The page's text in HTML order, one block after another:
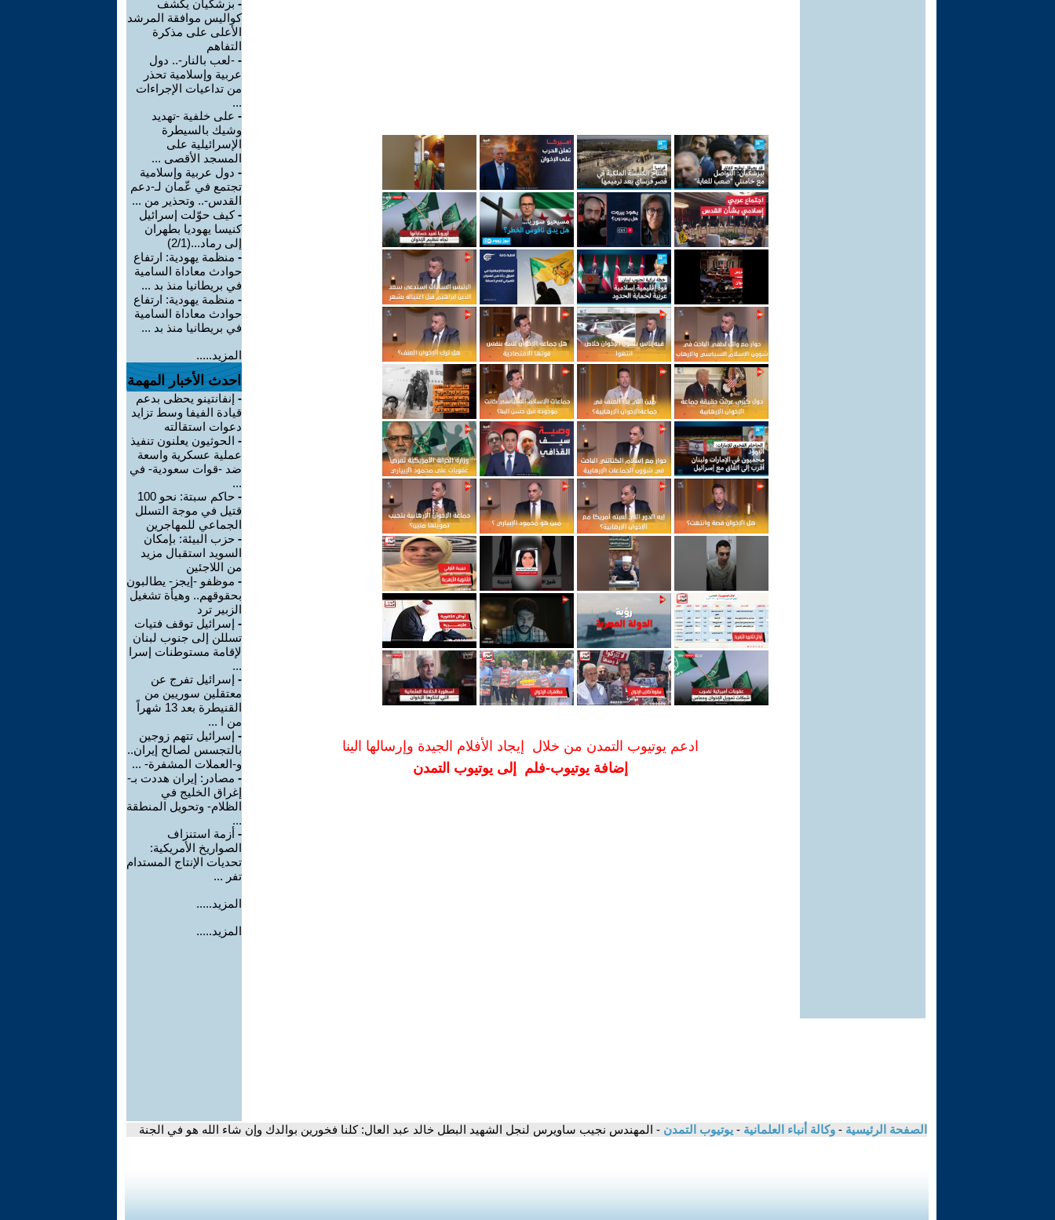
ادعم يوتيوب التمدن من خلال إيجاد الأفلام الجيدة وإرسالها الينا
إضافة يوتيوب-فلم إلى يوتيوب التمدن
- بزشكيان يكشف
كواليس موافقة المرشد
الأعلى على مذكرة
التفاهم
- -لعب بالنار-.. دول
عربية وإسلامية تحذر
من تداعيات الإجراءات
...
- على خلفية -تهديد
وشيك بالسيطرة
الإسرائيلية على
المسجد الأقصى ...
- دول عربية وإسلامية
تجتمع في عّمان لـ-دعم
القدس-.. وتحذير من ...
-كيف حوّلت إسرائيل
كنيسا يهوديا بطهران
إلى رماد...(2/1)
- منظمة يهودية: ارتفاع
حوادث معاداة السامية
في بريطانيا منذ بد ...
- منظمة يهودية: ارتفاع
حوادث معاداة السامية
في بريطانيا منذ بد ...
المزيد.....
احدث الأخبار المهمة
- إنفانتينو يحظى بدعم
قيادة الفيفا وسط تزايد
دعوات استقالته
- الحوثيون يعلنون تنفيذ
عملية عسكرية واسعة
ضد -قوات سعودية- في
...
-
حاكم سبتة: نحو 100
قتيل في موجة التسلل
الجماعي للمهاجرين
- حزب البيئة: بإمكان
السويد استقبال مزيد
من اللاجئين
- موظفو -إيجز- يطالبون
بحقوقهم.. وهيأة تشغيل
الزبير ترد
- إسرائيل توقف فتيات
تسللن إلى جنوب لبنان
لإقامة مستوطنات إسرا
...
- إسرائيل تفرج عن
معتقلين سوريين من
القنيطرة بعد 13 شهراً
من ا ...
- إسرائيل تتهم زوجين
بالتجسس لصالح إيران..
و-العملات المشفرة- ...
- مصادر: إيران هددت بـ-
إغراق الخليج في
الظلام- وتحويل المنطقة
...
- أزمة استنزاف
الصواريخ الأمريكية:
تحديات الإنتاج المستدام
تفر ...
المزيد.....
المزيد.....
الصفحة الرئيسية - وكالة أنباء العلمانية - يوتيوب التمدن - المهندس نجيب ساويرس لنجل الشهيد البطل خالد عبد العال: كلنا فخورين بوالدك وإن شاء الله هو في الجنة